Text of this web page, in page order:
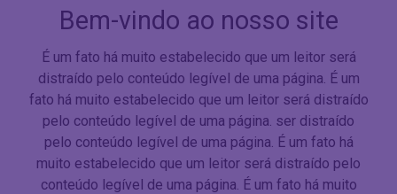
Bem-vindo ao nosso site
É um fato há muito estabelecido que um leitor será
distraído pelo conteúdo legível de uma página. É um
fato há muito estabelecido que um leitor será distraído
pelo conteúdo legível de uma página. ser distraído
pelo conteúdo legível de uma página. É um fato há
muito estabelecido que um leitor será distraído pelo
conteúdo legível de uma página. É um fato há muito